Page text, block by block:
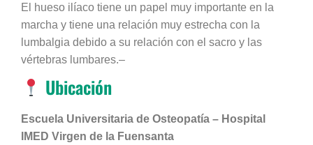
El hueso ilíaco tiene un papel muy importante en la
marcha y tiene una relación muy estrecha con la
lumbalgia debido a su relación con el sacro y las
vértebras lumbares.–
Ubicación
Escuela Universitaria de Osteopatía – Hospital
IMED Virgen de la Fuensanta